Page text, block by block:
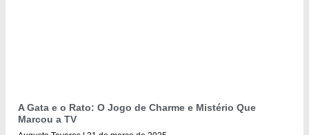
A Gata e o Rato: O Jogo de Charme e Mistério Que
Marcou a TV